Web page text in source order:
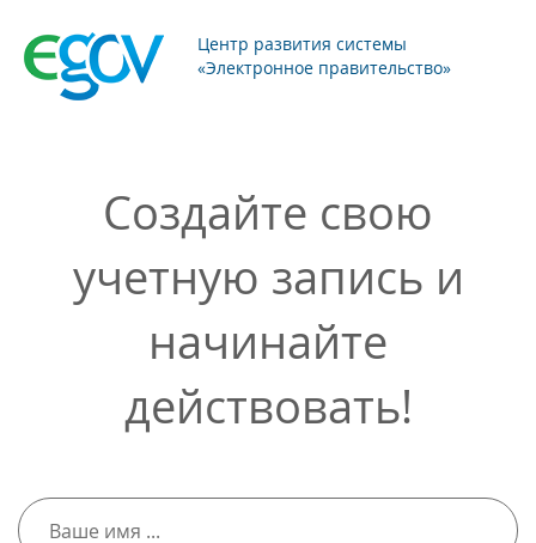
Центр развития системы
«Электронное правительство»
Создайте свою
учетную запись и
начинайте
действовать!